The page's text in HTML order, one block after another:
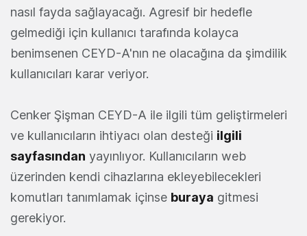
nasıl fayda sağlayacağı. Agresif bir hedefle
gelmediği için kullanıcı tarafında kolayca
benimsenen CEYD-A'nın ne olacağına da şimdilik
kullanıcıları karar veriyor.
Cenker Şişman CEYD-A ile ilgili tüm geliştirmeleri
ve kullanıcıların ihtiyacı olan desteği ilgili
sayfasından yayınlıyor. Kullanıcıların web
üzerinden kendi cihazlarına ekleyebilecekleri
komutları tanımlamak içinse buraya gitmesi
gerekiyor.